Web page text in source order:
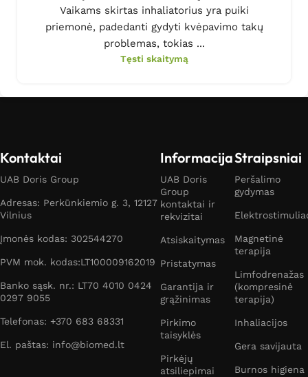
Vaikams skirtas inhaliatorius yra puiki
priemonė, padedanti gydyti kvėpavimo takų
problemas, tokias ...
Tęsti skaitymą
Kontaktai
UAB Doris Group
Adresas: Perkūnkiemio g. 3, 12127
Vilnius
Įmonės kodas: 302544270
PVM mok. kodas:LT100009162019
Banko sąsk. nr.: LT70 4010 0424
0297 9055
Telefonas: +370 683 68331
El. paštas: info@biomed.lt
Informacija
UAB Doris
Group
kontaktai ir
rekvizitai
Atsiskaitymas
Pristatymas
Garantija ir
grąžinimas
Pirkimo
taisyklės
Pirkėjų
atsiliepimai
Straipsniai
Peršalimo
gydymas
Magnetinė
terapija
Limfodrenažas
(kompresinė
terapija)
Inhaliacijos
Gera savijauta
Burnos higiena